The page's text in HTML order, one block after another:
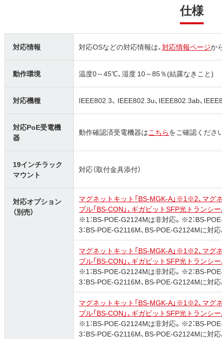
仕様
対応情報 対応OSなどの対応情報は、対応情報ページか
動作環境 温度0～45℃、湿度 10～85％(結露なきこと)
対応機種 IEEE802.3、 IEEE802.3u、IEEE802.3ab、
対応PoE受電機
器
動作確認済受電機器はこちらをご確認くださ
19インチラック
マウント
対応（取付金具添付）
対応オプション
（別売）
マグネットキット「BS-MGK-A」※1※2、マグ
ブル「BS-CON」、ギガビットSFP光トランシ
※1：BS-POE-G2124Mは非対応。※2：BS-
3：BS-POE-G2116M、BS-POE-G2124Mに対応
マグネットキット「BS-MGK-A」※1※2、マグ
ブル「BS-CON」、ギガビットSFP光トランシ
※1：BS-POE-G2124Mは非対応。※2：BS-
3：BS-POE-G2116M、BS-POE-G2124Mに対応
マグネットキット「BS-MGK-A」※1※2、マグ
ブル「BS-CON」、ギガビットSFP光トランシ
※1：BS-POE-G2124Mは非対応。※2：BS-
3：BS-POE-G2116M、BS-POE-G2124Mに対応